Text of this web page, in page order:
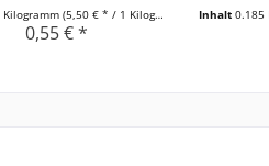
Kilogramm (5,50 € * / 1 Kilogramm)
0,55 € *
Inhalt 0.185